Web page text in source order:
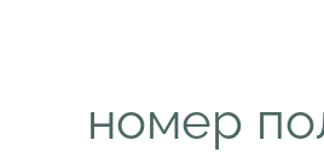
номер